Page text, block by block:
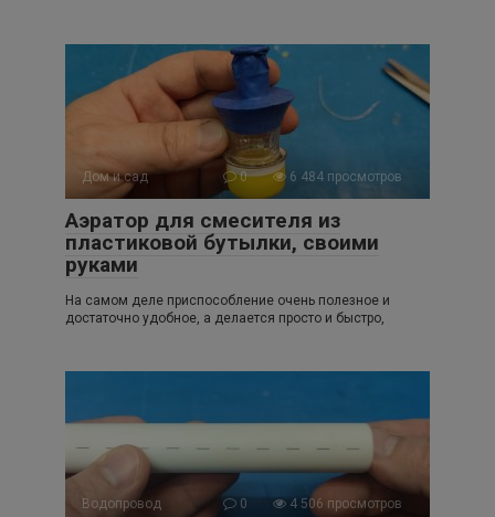
Дом и сад 0 6 484 просмотров
Аэратор для смесителя из
пластиковой бутылки, своими
руками
На самом деле приспособление очень полезное и
достаточно удобное, а делается просто и быстро,
Водопровод 0 4 506 просмотров